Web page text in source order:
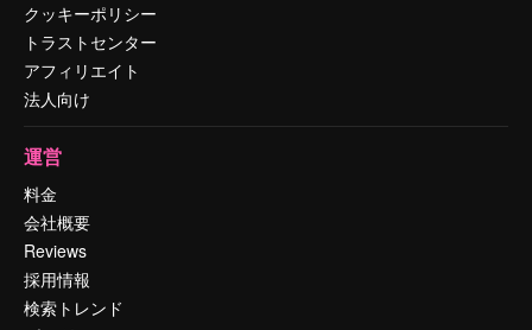
クッキーポリシー
トラストセンター
アフィリエイト
法人向け
運営
料金
会社概要
Reviews
採用情報
検索トレンド